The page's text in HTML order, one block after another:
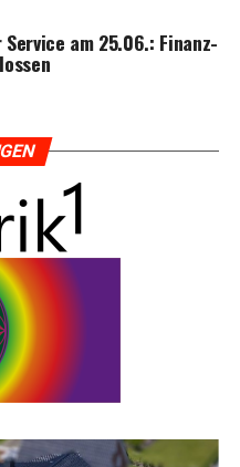
am 25.06.: Finanz­